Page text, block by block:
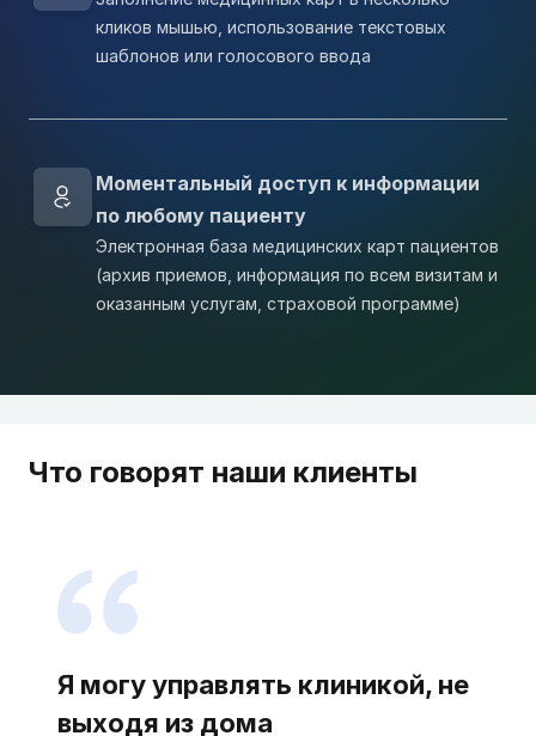
кликов мышью, использование текстовых
шаблонов или голосового ввода
Моментальный доступ к информации
по любому пациенту
Электронная база медицинских карт пациентов
(архив приемов, информация по всем визитам и
оказанным услугам, страховой программе)
Что говорят наши клиенты
Я могу управлять клиникой, не
выходя из дома